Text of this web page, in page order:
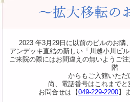
2023 年3月29日に以前のビルのお隣
アンデッキ直結の新しい「川越小川ビ
ご来院の際にはお間違えの無いようご
階
からもご入館いただ
尚、電話番号はこれまで
お問合せは【049-229-2200】